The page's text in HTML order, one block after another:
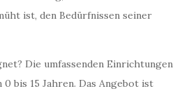
ist, den Bedürfnissen seiner
Die umfassenden Einrichtungen
bis 15 Jahren. Das Angebot ist